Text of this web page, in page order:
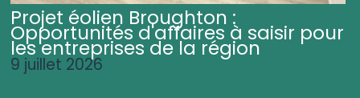
Projet éolien Broughton :
Opportunités d'affaires à saisir pour
les entreprises de la région
9 juillet 2026